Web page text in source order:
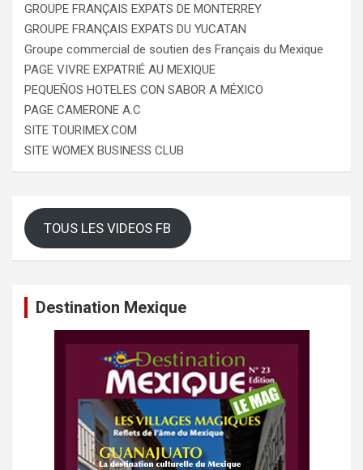
GROUPE FRANÇAIS EXPATS DE MONTERREY
GROUPE FRANÇAIS EXPATS DU YUCATAN
Groupe commercial de soutien des Français du Mexique
PAGE VIVRE EXPATRIÉ AU MEXIQUE
PEQUEÑOS HOTELES CON SABOR A MÉXICO
PAGE CAMERONE A.C
SITE TOURIMEX.COM
SITE WOMEX BUSINESS CLUB
TOUS LES VIDEOS FB
Destination Mexique